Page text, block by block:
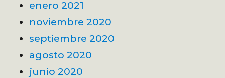
enero 2021
noviembre 2020
septiembre 2020
agosto 2020
junio 2020